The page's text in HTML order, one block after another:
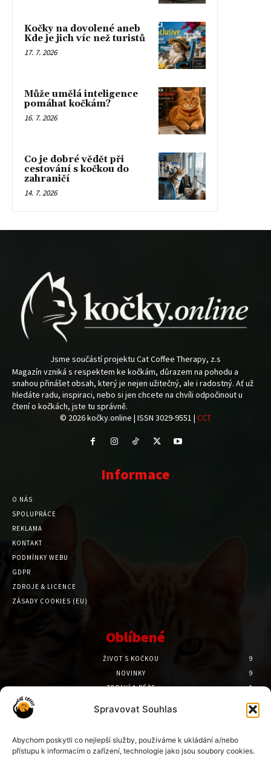
Spravovat Souhlas
Abychom poskytli co nejlepší služby, používáme k ukládání a/nebo
přístupu k informacím o zařízení, technologie jako jsou soubory cookies.
Kočky na dovolené aneb
Kde je jich víc než turistů
17. 7. 2026
Může umělá inteligence
pomáhat kočkám?
16. 7. 2026
Co je dobré vědět při
cestování s kočkou do
zahraničí
14. 7. 2026
Jsme součástí projektu Cat Coffee Therapy, z.s
Magazín vzniká s respektem ke kočkám, důrazem na pohodu a
snahou přinášet obsah, který je nejen užitečný, ale i radostný. Ať už
hledáte radu, inspiraci, nebo si jen chcete na chvíli odpočinout u
čtení o kočkách, jste tu správně.
© 2026 kočky.online | ISSN 3029-9551 | CCT
Informace
O NÁS
SPOLUPRÁCE
REKLAMA
KONTAKT
PODMÍNKY WEBU
GDPR
ZDROJE & LICENCE
ZÁSADY COOKIES (EU)
Oblíbené
ŽIVOT S KOČKOU
9
NOVINKY
9
ZDRAVÍ & PÉČE
8
7
6